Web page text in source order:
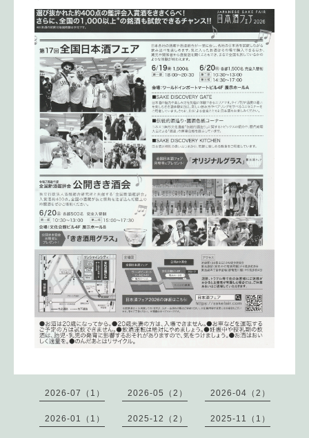
2026-07（1） 2026-05（2） 2026-04（2）
2026-01（1） 2025-12（2） 2025-11（1）